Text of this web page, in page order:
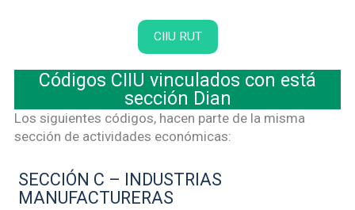
CIIU RUT
Códigos CIIU vinculados con está
sección Dian
Los siguientes códigos, hacen parte de la misma
sección de actividades económicas:
SECCIÓN C – INDUSTRIAS
MANUFACTURERAS